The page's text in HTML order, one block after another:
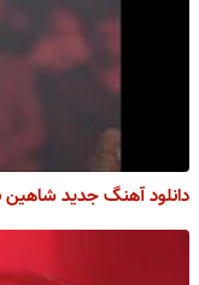
دانلود آهنگ جدید شاهین